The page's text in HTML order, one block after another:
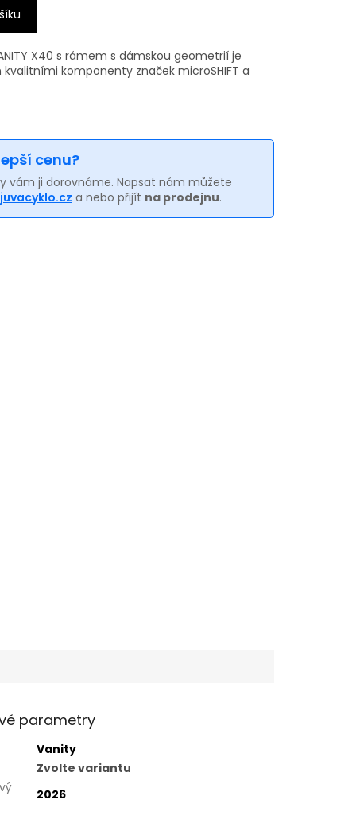
X40 s rámem s dámskou geometrií je
komponenty značek microSHIFT a
cenu?
vám ji dorovnáme. Napsat nám můžete
a nebo přijít na prodejnu.
parametry
Vanity
Zvolte variantu
2026